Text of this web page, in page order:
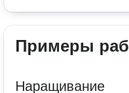
Примеры
Наращивание